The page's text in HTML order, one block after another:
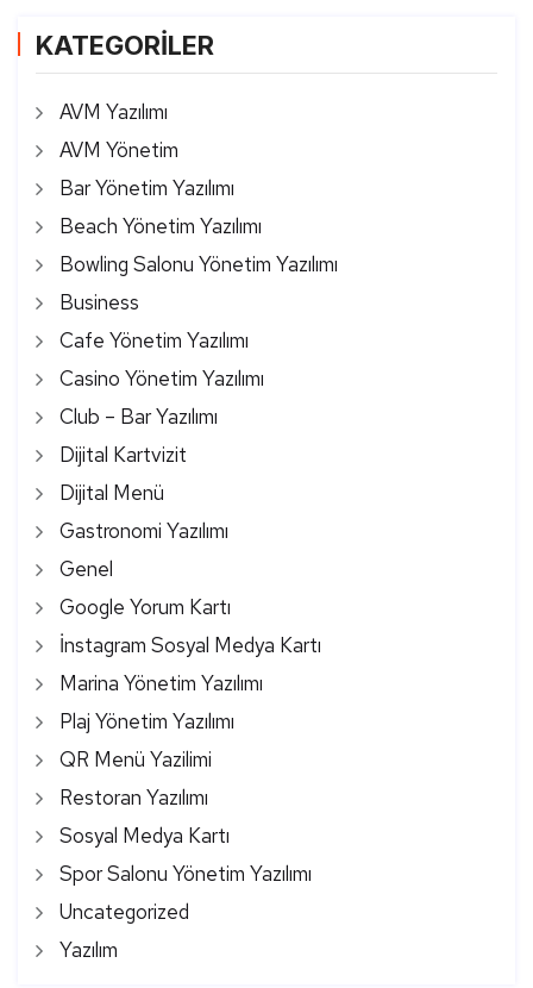
KATEGORİLER
AVM Yazılımı
AVM Yönetim
Bar Yönetim Yazılımı
Beach Yönetim Yazılımı
Bowling Salonu Yönetim Yazılımı
Business
Cafe Yönetim Yazılımı
Casino Yönetim Yazılımı
Club – Bar Yazılımı
Dijital Kartvizit
Dijital Menü
Gastronomi Yazılımı
Genel
Google Yorum Kartı
İnstagram Sosyal Medya Kartı
Marina Yönetim Yazılımı
Plaj Yönetim Yazılımı
QR Menü Yazilimi
Restoran Yazılımı
Sosyal Medya Kartı
Spor Salonu Yönetim Yazılımı
Uncategorized
Yazılım